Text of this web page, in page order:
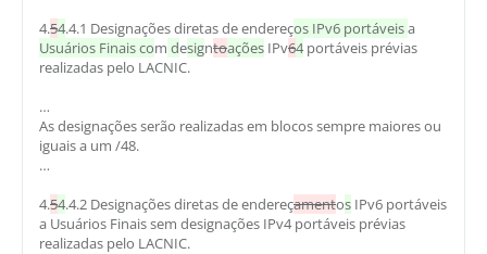
4.54.4.1 Designações diretas de endereços IPv6 portáveisa
Usuários Finais com designtoações IPv64portáveis prévias
realizadas pelo LACNIC.
…
As designações serão realizadas em blocos sempre maiores ou
iguais a um /48.
…
4.54.4.2 Designações diretas de endereçamentos IPv6 portáveis
a Usuários Finais sem designações IPv4 portáveis prévias
realizadas pelo LACNIC.